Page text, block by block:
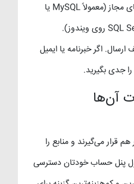
— تعداد دیتابیس‌های مجاز (معمولاً MySQL یا
اگر خبرنامه یا ایمیل
جدی بگیرید.
آن‌ها
قرار می‌گیرند و منابع را
پنل حساب خودتان دسترسی